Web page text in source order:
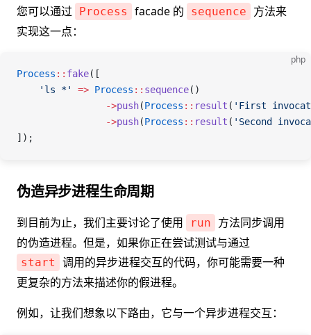
您可以通过 Process facade 的 sequence
方法来
实现这一点：
php
Process :: fake([
    'ls *'
=> Process :: sequence()
                ->
push(Process :: result ( 'First
                ->
push(Process :: result ( 'Second
]);
伪造异步进程生命周期
到目前为止，我们主要讨论了使用 run
方法同步调用
的伪造进程。但是，如果你正在尝试测试与通过
start
调用的异步进程交互的代码，你可能需要一种
更复杂的方法来描述你的假进程。
例如，让我们想象以下路由，它与一个异步进程交互：